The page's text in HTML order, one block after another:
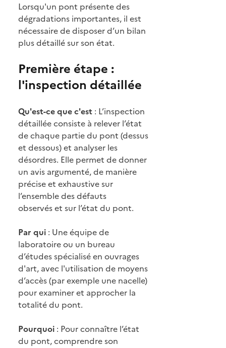
Lorsqu'un pont présente des
dégradations importantes, il est
nécessaire de disposer d’un bilan
plus détaillé sur son état.
Première étape :
l'inspection détaillée
Qu'est-ce que c'est : L’inspection
détaillée consiste à relever l’état
de chaque partie du pont (dessus
et dessous) et analyser les
désordres. Elle permet de donner
un avis argumenté, de manière
précise et exhaustive sur
l’ensemble des défauts
observés et sur l’état du pont.
Par qui : Une équipe de
laboratoire ou un bureau
d’études spécialisé en ouvrages
d'art, avec l'utilisation de moyens
d’accès (par exemple une nacelle)
pour examiner et approcher la
totalité du pont.
Pourquoi : Pour connaître l’état
du pont, comprendre son